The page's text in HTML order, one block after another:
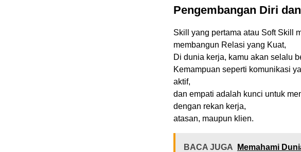
Pengembangan Diri
Skill yang pertama atau Soft Skill
membangun Relasi yang Kuat,
Di dunia kerja, kamu akan selalu
Kemampuan seperti komunikasi
aktif,
dan empati adalah kunci untuk
dengan rekan kerja,
atasan, maupun klien.
BACA JUGA
Memahami